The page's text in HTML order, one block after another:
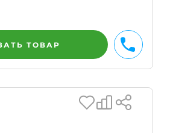
ТОВАР